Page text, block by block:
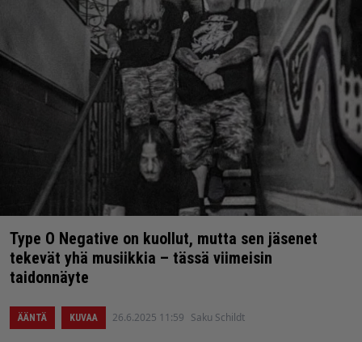
Type O Negative on kuollut, mutta sen jäsenet
tekevät yhä musiikkia – tässä viimeisin
taidonnäyte
ÄÄNTÄ KUVAA 26.6.2025 11:59 Saku Schildt